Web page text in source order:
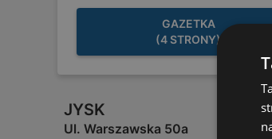
GAZETKA
(4 STRONY)
JYSK
Ul. Warszawska 50a